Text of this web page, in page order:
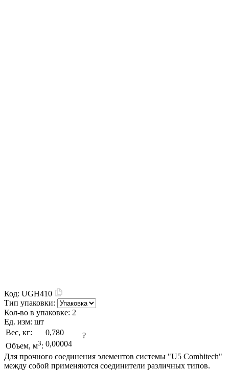
Код: UGH410
Тип упаковки:
Кол-во в упаковке: 2
Ед. изм: шт
Вес, кг:
0,780
Объем, м3: 0,00004
?
Для прочного соединения элементов системы "U5 Combitech"
между собой применяются соединители различных типов.